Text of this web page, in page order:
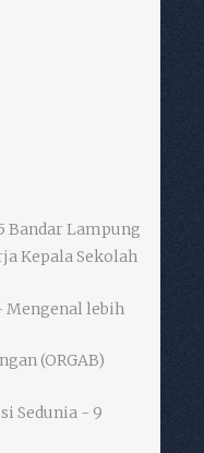
Bandar Lampung
Kepala Sekolah
Mengenal lebih
(ORGAB)
Sedunia - 9